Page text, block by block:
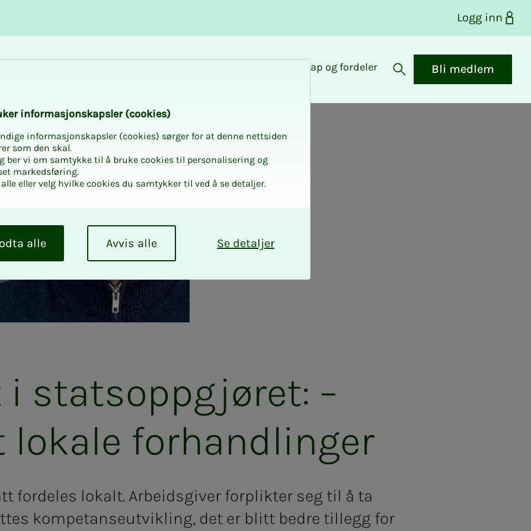
Logg inn
Medlemskap og fordeler
Åpne søk
Bli medlem
i stats­­­opp­­­gjø­ret: –
lo­ka­­­le for­hand­­­lin­­­ger
fordeles lokalt. Arbeidsgiver forplikter seg til å ta
kompetanseutvikling, det er blitt bedre tillegg for
in­­­for­­­ma­­­sjons­­­kaps­­­­­ler (cookies)
informasjonskapsler (cookies) sørger for at denne nettsiden
som den skal.
ber vi om samtykke til å bruke cookies til personalisering og
markedsføring.
eller velg hvilke cookies du samtykker til ved å se detaljer.
Se detaljer
Avvis alle
alle